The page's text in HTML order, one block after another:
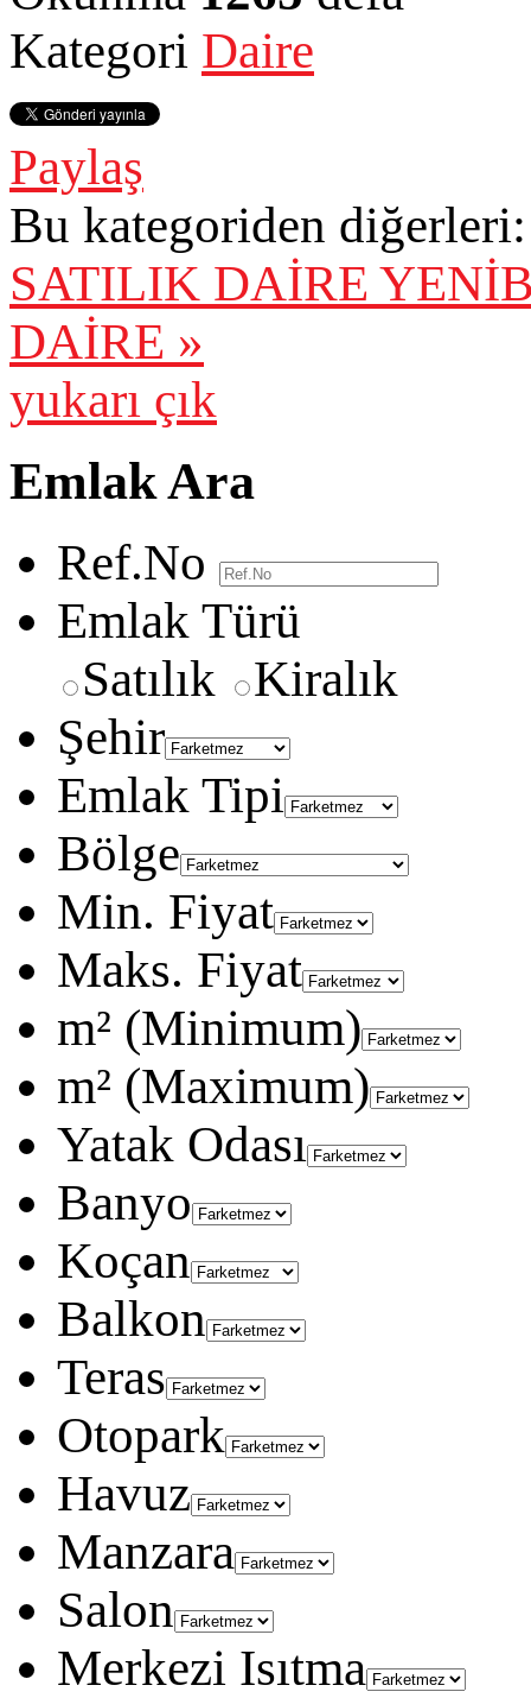
Kategori Daire
Paylaş
Bu kategoriden diğerleri:
SATILIK DAİRE
DAİRE »
yukarı çık
Emlak Ara
Ref.No
Emlak Türü
Satılık
Kiralık
Şehir
Emlak Tipi
Bölge
Min. Fiyat
Maks. Fiyat
m² (Minimum)
m² (Maximum)
Yatak Odası
Banyo
Koçan
Balkon
Teras
Otopark
Havuz
Manzara
Salon
Merkezi Isıtma